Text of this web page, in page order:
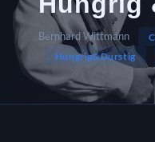
Bernhard Wittmann
Hungrig&Durstig